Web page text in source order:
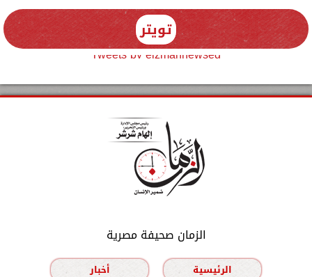
تويتر
Tweets by elzmannewseg
الزمان صحيفة مصرية
الرئيسية
أخبار